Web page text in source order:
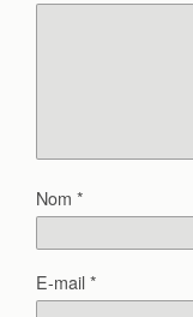
Nom *
E-mail*